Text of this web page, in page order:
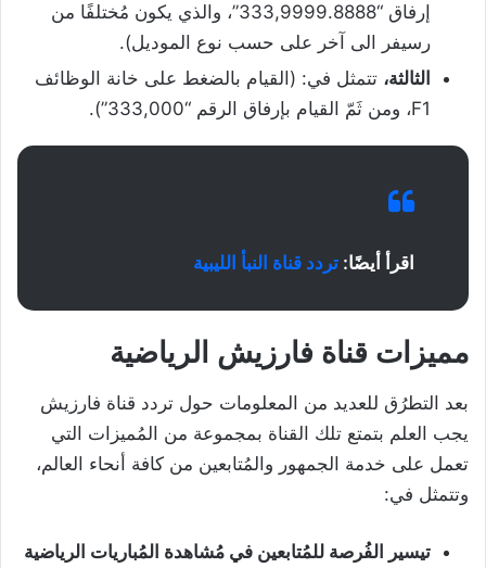
إرفاق “333,9999.8888”، والذي يكون مُختلفًا من
رسيفر الى آخر على حسب نوع الموديل).
الثالثة، تتمثل في: (القيام بالضغط على خانة الوظائف
F1، ومن ثَمّ القيام بإرفاق الرقم “333,000”).
اقرأ أيضًا: تردد قناة النبأ الليبية
مميزات قناة فارزيش الرياضية
بعد التطرُق للعديد من المعلومات حول تردد قناة فارزيش
يجب العلم بتمتع تلك القناة بمجموعة من المُميزات التي
تعمل على خدمة الجمهور والمُتابعين من كافة أنحاء العالم،
وتتمثل في:
تيسير الفُرصة للمُتابعين في مُشاهدة المُباريات الرياضية